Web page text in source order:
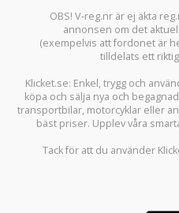
OBS! V-reg.nr är ej äkta
annonsen om det
(exempelvis att fordonet är
tilldelats ett
Klicket.se: Enkel, trygg och
köpa och sälja nya och
transportbilar, motorcyklar eller
bäst priser. Upplev våra
Tack för att du använder